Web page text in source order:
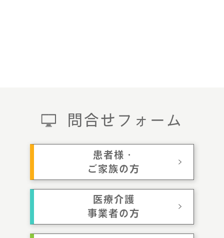
問合せフォーム
患者様・
ご家族の方
医療介護
事業者の方